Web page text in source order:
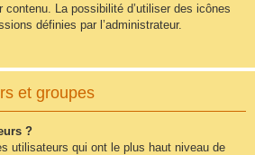
contenu. La possibilité d’utiliser des icônes
définies par l’administrateur.
et groupes
?
utilisateurs qui ont le plus haut niveau de